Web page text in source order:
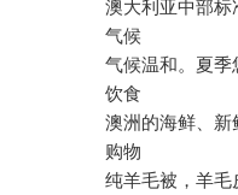
澳大利亚中部标
气候
气候温和。夏季
饮食
澳洲的海鲜、新
购物
纯羊毛被，羊毛